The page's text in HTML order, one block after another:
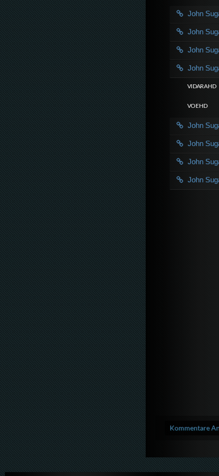
John
John
John
John
VIDARA HD
VOE HD
John
John
John
John
Kommentare